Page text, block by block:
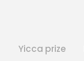
Yicca prize